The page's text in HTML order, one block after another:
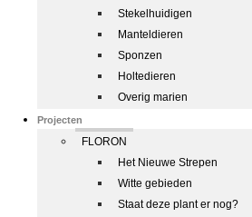
Stekelhuidigen
Manteldieren
Sponzen
Holtedieren
Overig marien
Projecten
FLORON
Het Nieuwe Strepen
Witte gebieden
Staat deze plant er nog?